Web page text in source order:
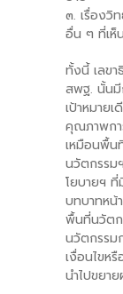
๓. เรื่องวิ
อื่น ๆ ที่เห็
ทั้งนี้ เลข
สพฐ. นั้นมี
เป้าหมาย
คุณภาพกา
เหมือนพื้น
นวัตกรรม
โยบายฯ ที่
บทบาทหน้
พื้นที่นวัตก
นวัตกรรม
เงื่อนไขหรื
นำไปขยา